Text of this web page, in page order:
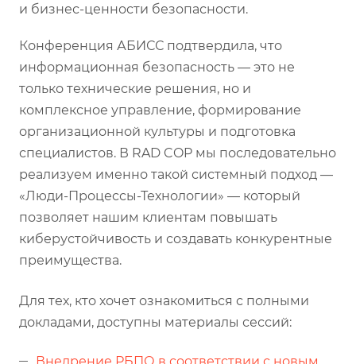
и бизнес-ценности безопасности.
Конференция АБИСС подтвердила, что
информационная безопасность — это не
только технические решения, но и
комплексное управление, формирование
организационной культуры и подготовка
специалистов. В RAD COP мы последовательно
реализуем именно такой системный подход —
«Люди-Процессы-Технологии» — который
позволяет нашим клиентам повышать
киберустойчивость и создавать конкурентные
преимущества.
Для тех, кто хочет ознакомиться с полными
докладами, доступны материалы сессий:
Внедрение РБПО в соответствии с новым